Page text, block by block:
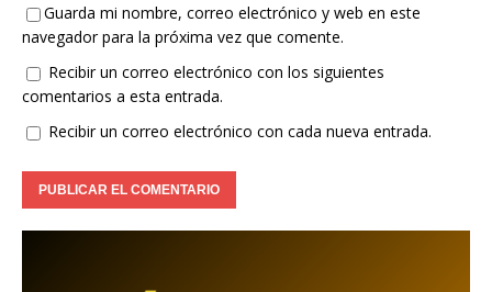
Guarda mi nombre, correo electrónico y web en este
navegador para la próxima vez que comente.
Recibir un correo electrónico con los siguientes
comentarios a esta entrada.
Recibir un correo electrónico con cada nueva entrada.